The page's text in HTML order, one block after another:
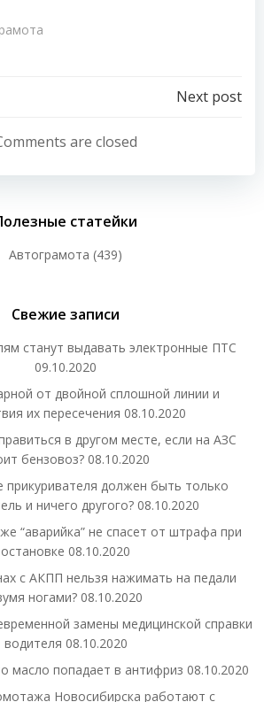
Навигация
по
записям
Next post
are closed
статейки
Автограмота (439)
Свежие записи
станут выдавать электронные ПТС
09.10.2020
от двойной сплошной линии и
их пересечения 08.10.2020
в другом месте, если на АЗС
бензовоз? 08.10.2020
прикуривателя должен быть только
и ничего другого? 08.10.2020
“аварийка” не спасет от штрафа при
остановке 08.10.2020
с АКПП нельзя нажимать на педали
ногами? 08.10.2020
замены медицинской справки
водителя 08.10.2020
масло попадает в антифриз 08.10.2020
Новосибирска работают с